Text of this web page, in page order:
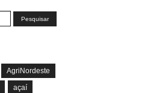
AgriNordeste
açaí